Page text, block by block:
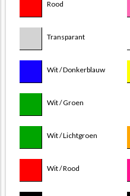
Rood
Transparant
Wit / Donkerblauw
Wit / Groen
Wit / Lichtgroen
Wit / Rood